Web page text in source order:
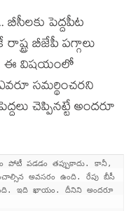
పెద్ద‌పీట
బీజేపీ పగ్గాలు
ఈ విష‌యంలో
స‌మ‌ర్థించ‌ర‌ని
చెప్పిన‌ట్టే అంద‌రూ
పోటీ ప‌డ‌డం త‌ప్పుకాదు. కానీ,
అవ‌స‌రం ఉంది. రేపు బీసీ
ఇది ఖాయం. దీనిని అంద‌రూ